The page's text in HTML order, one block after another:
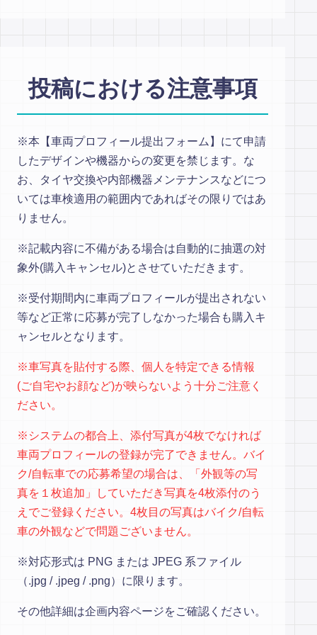
投稿における注意事項
※本【車両プロフィール提出フォーム】にて申請
したデザインや機器からの変更を禁じます。な
お、タイヤ交換や内部機器メンテナンスなどにつ
いては車検適用の範囲内であればその限りではあ
りません。
※記載内容に不備がある場合は自動的に抽選の対
象外(購入キャンセル)とさせていただきます。
※受付期間内に車両プロフィールが提出されない
等など正常に応募が完了しなかった場合も購入キ
ャンセルとなります。
※車写真を貼付する際、個人を特定できる情報
(ご自宅やお顔など)が映らないよう十分ご注意く
ださい。
※システムの都合上、添付写真が4枚でなければ
車両プロフィールの登録が完了できません。バイ
ク/自転車での応募希望の場合は、「外観等の写
真を１枚追加」していただき写真を4枚添付のう
えでご登録ください。4枚目の写真はバイク/自転
車の外観などで問題ございません。
※対応形式は PNG または JPEG 系ファイル
（.jpg / .jpeg / .png）に限ります。
その他詳細は企画内容ページをご確認ください。